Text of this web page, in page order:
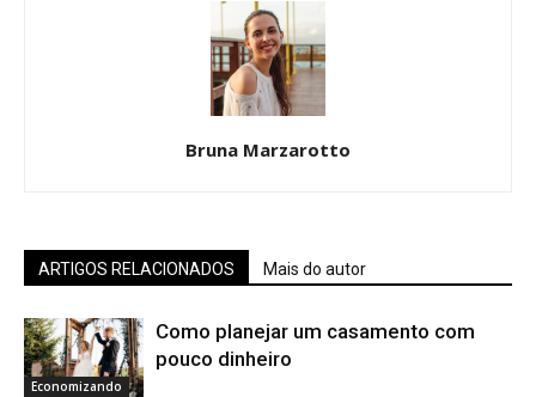
Bruna Marzarotto
ARTIGOS RELACIONADOS Mais do autor
Economizando
Como planejar um casamento com
pouco dinheiro